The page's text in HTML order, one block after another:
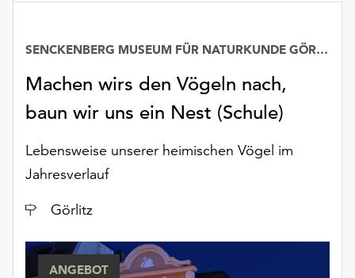
Machen wirs den Vögeln nach,
baun wir uns ein Nest (Schule)
SENCKENBERG MUSEUM FÜR NATURKUNDE GÖRLITZ
Lebensweise unserer heimischen Vögel im
Jahresverlauf
Ort
Görlitz
ANGEBOT